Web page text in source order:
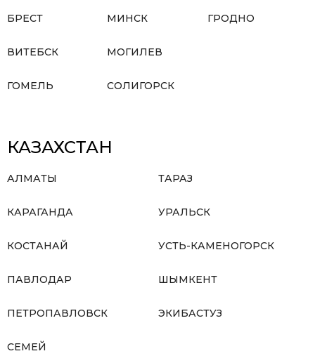
БРЕСТ
ВИТЕБСК
ГОМЕЛЬ
МИНСК
МОГИЛЕВ
СОЛИГОРСК
ГРОДНО
КАЗАХСТАН
АЛМАТЫ
КАРАГАНДА
КОСТАНАЙ
ПАВЛОДАР
ПЕТРОПАВЛОВСК
СЕМЕЙ
ТАРАЗ
УРАЛЬСК
УСТЬ-КАМЕНОГОРСК
ШЫМКЕНТ
ЭКИБАСТУЗ